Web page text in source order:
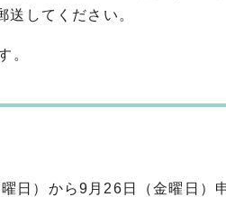
してください。
。
日）から9月26日（金曜日）